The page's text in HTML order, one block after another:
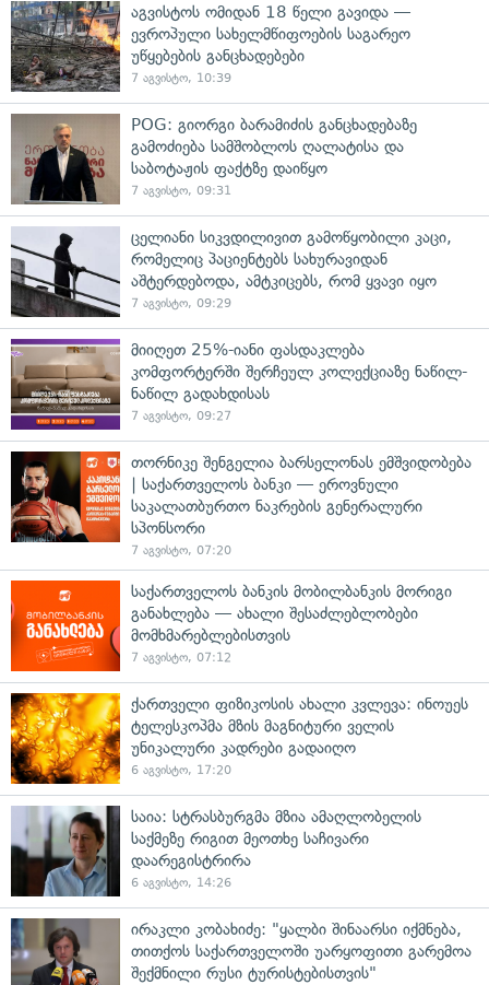
აგვისტოს ომიდან 18 წელი გავიდა —
ევროპული სახელმწიფოების საგარეო
უწყებების განცხადებები
7 აგვისტო, 10:39
POG: გიორგი ბარამიძის განცხადებაზე
გამოძიება სამშობლოს ღალატისა და
საბოტაჟის ფაქტზე დაიწყო
7 აგვისტო, 09:31
ცელიანი სიკვდილივით გამოწყობილი კაცი,
რომელიც პაციენტებს სახურავიდან
აშტერდებოდა, ამტკიცებს, რომ ყვავი იყო
7 აგვისტო, 09:29
მიიღეთ 25%-იანი ფასდაკლება
კომფორტერში შერჩეულ კოლექციაზე ნაწილ-
ნაწილ გადახდისას
7 აგვისტო, 09:27
თორნიკე შენგელია ბარსელონას ემშვიდობება
| საქართველოს ბანკი — ეროვნული
საკალათბურთო ნაკრების გენერალური
სპონსორი
7 აგვისტო, 07:20
საქართველოს ბანკის მობილბანკის მორიგი
განახლება — ახალი შესაძლებლობები
მომხმარებლებისთვის
7 აგვისტო, 07:12
ქართველი ფიზიკოსის ახალი კვლევა: ინოუეს
ტელესკოპმა მზის მაგნიტური ველის
უნიკალური კადრები გადაიღო
6 აგვისტო, 17:20
საია: სტრასბურგმა მზია ამაღლობელის
საქმეზე რიგით მეოთხე საჩივარი
დაარეგისტრირა
6 აგვისტო, 14:26
ირაკლი კობახიძე: "ყალბი შინაარსი იქმნება,
თითქოს საქართველოში უარყოფითი გარემოა
შექმნილი რუსი ტურისტებისთვის"